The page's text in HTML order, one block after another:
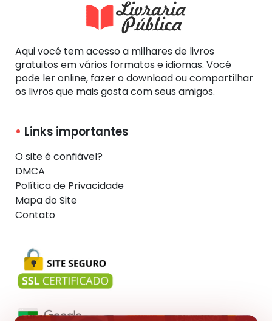
Aqui você tem acesso a milhares de livros
gratuitos em vários formatos e idiomas. Você
pode ler online, fazer o download ou compartilhar
os livros que mais gosta com seus amigos.
Links importantes
O site é confiável?
DMCA
Política de Privacidade
Mapa do Site
Contato